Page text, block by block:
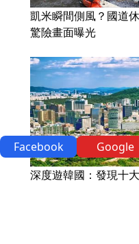
凱米瞬間側風？國道
驚險畫面曝光
深度遊韓國：發現十
Facebook Google